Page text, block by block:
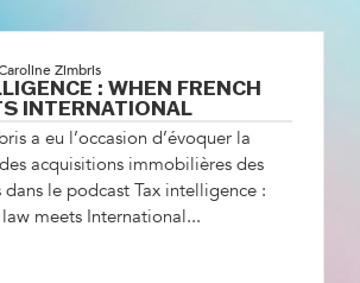
Zimbris
: WHEN FRENCH
INTERNATIONAL
a eu l’occasion d’évoquer la
acquisitions immobilières des
dans le podcast Tax intelligence :
meets International...